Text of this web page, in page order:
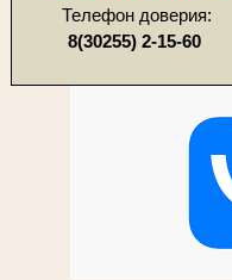
Телефон доверия:
8(30255) 2-15-60